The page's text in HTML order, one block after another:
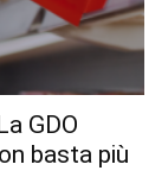
GDO
basta più